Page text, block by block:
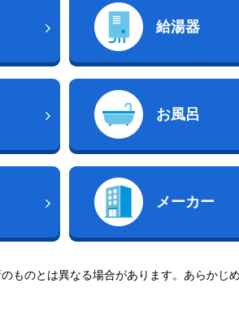
給湯器
お風呂
メーカー
ものとは異なる場合があります。あらかじめ